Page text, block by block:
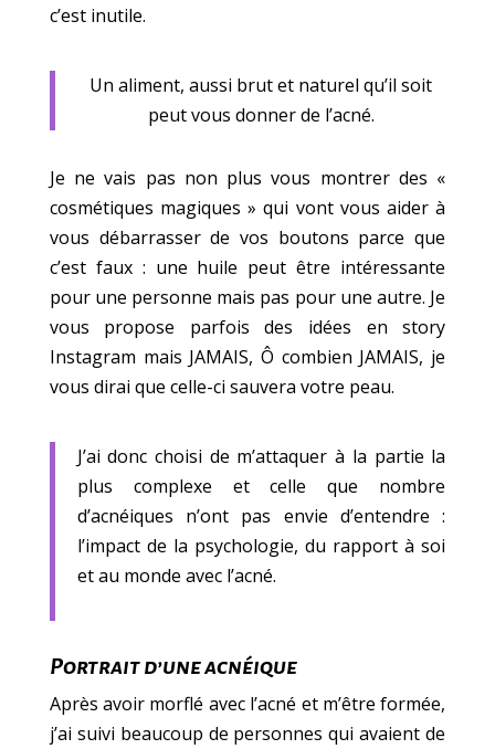
c’est inutile.
Un aliment, aussi brut et naturel qu’il soit
peut vous donner de l’acné.
Je ne vais pas non plus vous montrer des «
cosmétiques magiques » qui vont vous aider à
vous débarrasser de vos boutons parce que
c’est faux : une huile peut être intéressante
pour une personne mais pas pour une autre. Je
vous propose parfois des idées en story
Instagram mais JAMAIS, Ô combien JAMAIS, je
vous dirai que celle-ci sauvera votre peau.
J’ai donc choisi de m’attaquer à la partie la
plus complexe et celle que nombre
d’acnéiques n’ont pas envie d’entendre :
l’impact de la psychologie, du rapport à soi
et au monde avec l’acné.
Portrait d’une acnéique
Après avoir morflé avec l’acné et m’être formée,
j’ai suivi beaucoup de personnes qui avaient de